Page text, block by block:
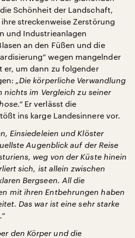
Schönheit der Landschaft,
streckenweise Zerstörung
und Industrieanlagen
an den Füßen und die
wegen mangelnder
er, um dann zu folgender
„Die körperliche Verwandlung
nichts im Vergleich zu seiner
Er verlässt die
ins karge Landesinnere vor.
Einsiedeleien und Klöster
Augenblick auf der Reise
weg von der Küste hinein
sich, ist allein zwischen
Bergseen. All die
mit ihren Entbehrungen haben
Das war ist eine sehr starke
den Körper und die